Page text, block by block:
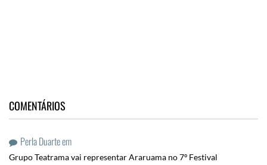
COMENTÁRIOS
Perla Duarteem
Grupo Teatrama vai representar Araruama no 7º Festival